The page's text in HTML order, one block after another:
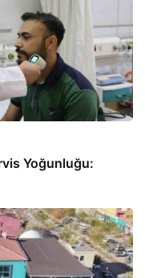
Yoğunluğu: